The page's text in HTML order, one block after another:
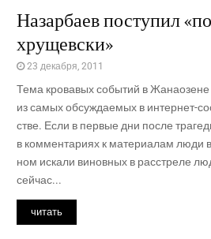
Назарбаев поступил
хрущевски»
23 декабря, 2011
Тема кро­ва­вых собы­тий в
из самых обсуж­да­е­мых в интер­нет-
стве. Если в пер­вые дни после
в ком­мен­та­ри­ях к мате­ри­а­лам люди
ном иска­ли винов­ных в рас­стре­ле
сей­час...
читать